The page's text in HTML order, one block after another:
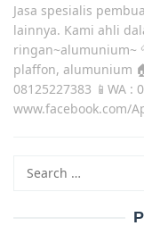
Jasa spesialis
lainnya. Kami ahli
ringan~alumunium~
plaffon, alumunium
08125227383 📱WA :
www.facebook.com/
for: